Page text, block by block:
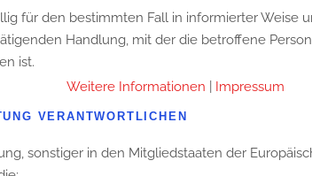
für den bestimmten Fall in informierter
Handlung, mit der die betroffene
ist.
VERANTWORTLICHEN
sonstiger in den Mitgliedstaaten der
Weitere Informationen Impressum